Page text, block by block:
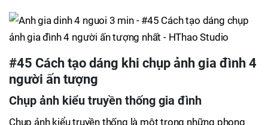
#45 Cách tạo dáng khi chụp ảnh gia đình 4
người ấn tượng
Chụp ảnh kiểu truyền thống gia đình
Chụp ảnh kiểu truyền thống là một trong những phong